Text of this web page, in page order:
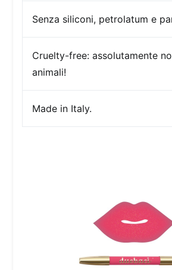
Senza siliconi, petrolatum e
Cruelty-free: assolutamente
animali!
Made in Italy.